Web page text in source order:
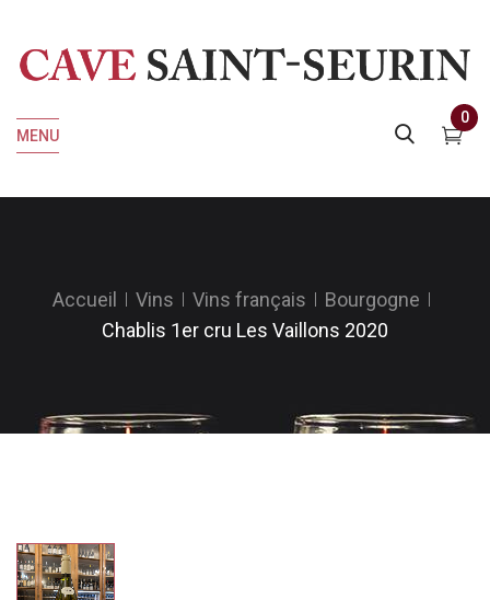
MENU
0
Accueil Vins Vins français
Bourgogne
Chablis 1er cru Les Vaillons 2020